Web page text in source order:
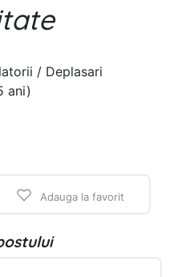
/ Deplasari
ani)
Adauga la favorit